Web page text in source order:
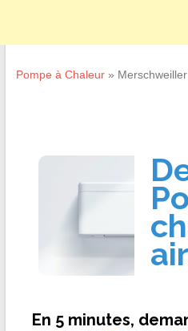
Pompe à Chaleur» Merschweiller